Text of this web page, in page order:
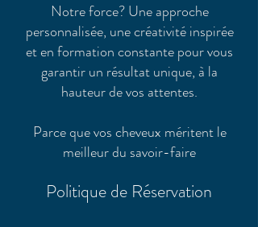
Notre force? Une approche
personnalisée, une créativité inspirée
et en formation constante pour vous
garantir un résultat unique, à la
hauteur de vos attentes.
Parce que vos cheveux méritent le
meilleur du savoir-faire
Politique de Réservation